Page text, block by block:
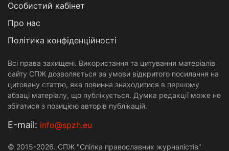
Особистий кабінет
Про нас
Політика конфіденційності
Всі права захищені. Використання та цитування матеріалів
сайту СПЖ дозволяється за умови відкритого посилання на
цитовану статтю, яка повинна знаходитися в першому
абзаці матеріалу, що публікується. Думка редакції може не
збігатися з позицією авторів публікацій.
Е-mail: info@spzh.eu
© 2015-2026. СПЖ "Спілка православних журналістів"